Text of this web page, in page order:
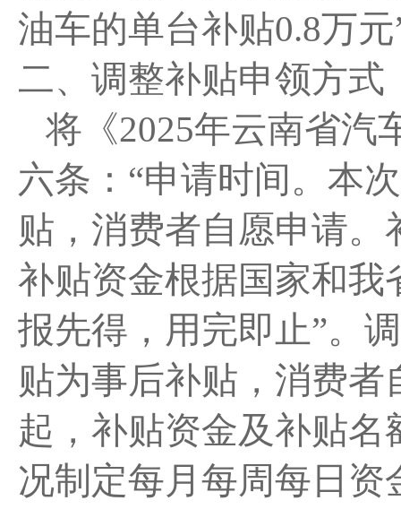
油车的单台补贴0.8万元
二、调整补贴申领方式
将《2025年云南省汽
六条：“申请时间。本
贴，消费者自愿申请
补贴资金根据国家和
报先得，用完即止”。
贴为事后补贴，消费者
起，补贴资金及补贴
况制定每月每周每日